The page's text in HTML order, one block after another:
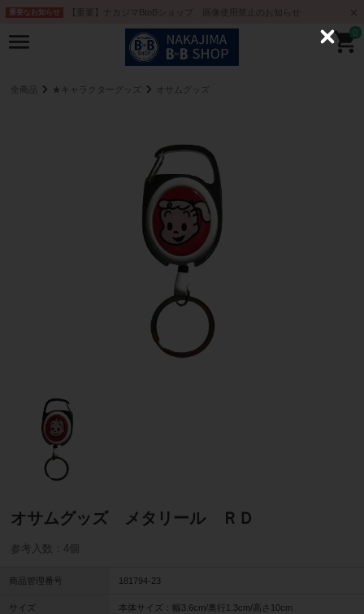
重要なお知らせ 【重要】ナカジマBtoBショップ 画像使用禁止のお知らせ
0
全商品 ★キャラクターグッズ オサムグッズ
オサムグッズ メタリール ＲＤ
参考入数：4個
商品管理番号 181794-23
サイズ 本体サイズ：幅3.6cm/奥行1.3cm/高さ10cm
C